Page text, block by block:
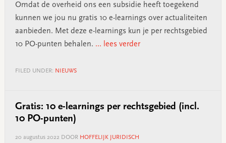
Omdat de overheid ons een subsidie heeft toegekend
kunnen we jou nu gratis 10 e-learnings over actualiteiten
aanbieden. Met deze e-learnings kun je per rechtsgebied
10 PO-punten behalen. ... lees verder
FILED UNDER: NIEUWS
Gratis: 10 e-learnings per rechtsgebied (incl.
10 PO-punten)
20 augustus 2022 DOOR HOFFELIJK JURIDISCH